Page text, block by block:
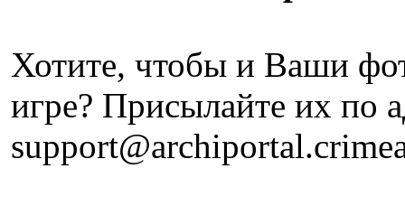
Хотите, чтобы и Ваши
игре? Присылайте их по